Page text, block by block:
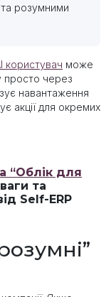
розумними
користувач може
просто через
навантаження
акції для окремих
​“Облік для
та
Self-ERP